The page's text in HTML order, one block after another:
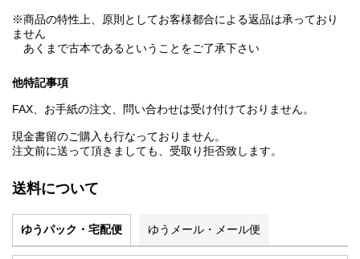
※商品の特性上、原則としてお客様都合による返品は承っており
ません
あくまで古本であるということをご了承下さい
他特記事項
FAX、お手紙の注文、問い合わせは受け付けておりません。
現金書留のご購入も行なっておりません。
注文前に送って頂きましても、受取り拒否致します。
送料について
ゆうパック・宅配便 ゆうメール・メール便